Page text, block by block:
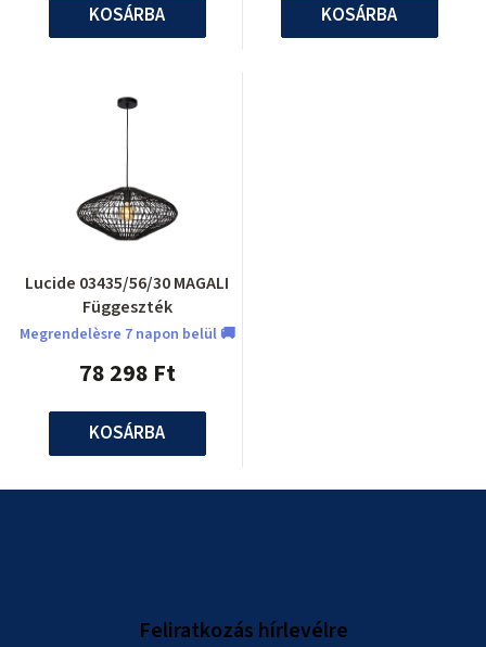
KOSÁRBA KOSÁRBA
Lucide 03435/56/30 MAGALI
Függeszték
Megrendelèsre 7 napon belül 🚚
78 298 Ft
KOSÁRBA
Feliratkozás hírlevélre